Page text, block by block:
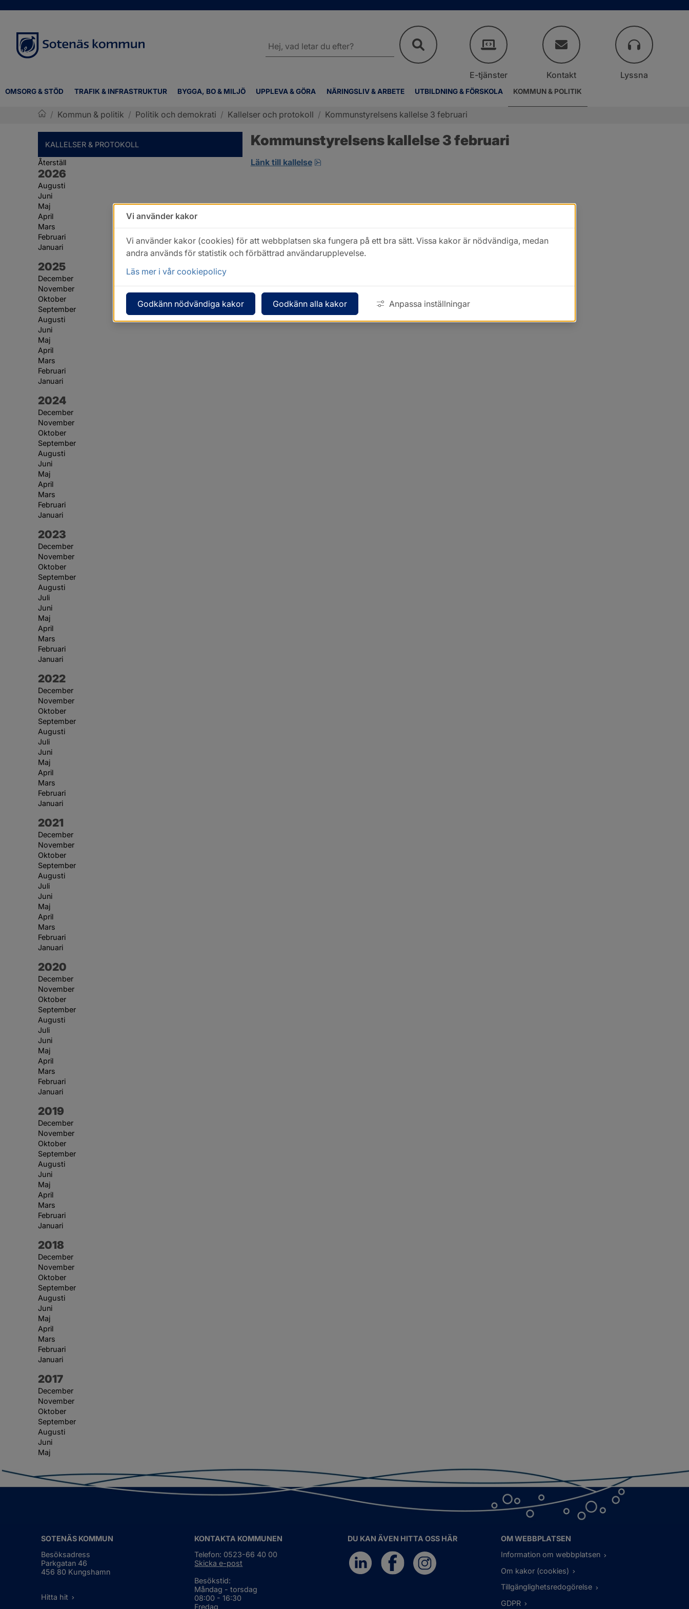
OMSORG & STÖD TRAFIK & INFRASTRUKTUR BYGGA, BO & MILJÖ UPPLEVA & GÖRA NÄRINGSLIV & ARBETE UTBILDNING & FÖRSKOLA KOMMUN & POLITIK
webbplatsen
E-tjänster Kontakt Lyssna
/ Kommun & politik / Politik och demokrati / Kallelser och protokoll / Kommunstyrelsens kallelse 3 februari
KALLELSER & PROTOKOLL
Återställ
År:
2026
Augusti
Juni
Maj
April
Mars
Februari
Januari
År:
2025
December
November
Oktober
September
Augusti
Juni
Maj
April
Mars
Februari
Januari
År:
2024
December
November
Oktober
September
Augusti
Juni
Maj
April
Mars
Februari
Januari
År:
2023
December
November
Oktober
September
Augusti
Juli
Juni
Maj
April
Mars
Februari
Januari
År:
2022
December
November
Oktober
September
Augusti
Juli
Juni
Maj
April
Mars
Februari
Januari
År:
2021
December
November
Oktober
September
Augusti
Juli
Juni
Maj
April
Mars
Februari
Januari
År:
2020
December
November
Oktober
September
Augusti
Juli
Juni
Maj
April
Mars
Februari
Januari
År:
2019
December
November
Oktober
September
Augusti
Juni
Maj
April
Mars
Februari
Januari
År:
2018
December
November
Oktober
September
Augusti
Juni
Maj
April
Mars
Februari
Januari
År:
2017
December
November
Oktober
September
Augusti
Juni
Maj
Kommunstyrelsens kallelse 3 februari
Länk till kallelse pdf, 7.9 MB, öppnas i nytt fönster.
SOTENÄS KOMMUN
Besöksadress
Parkgatan 46
456 80 Kungshamn
Hitta hit
KONTAKTA KOMMUNEN
Telefon: 0523-66 40 00
Skicka e-post
Besökstid:
Måndag - torsdag
08:00 - 16:30
Fredag
DU KAN ÄVEN HITTA OSS HÄR
OM WEBBPLATSEN
Information om webbplatsen
Om kakor (cookies)
Tillgänglighetsredogörelse
GDPR
Vi använder kakor
Vi använder kakor (cookies) för att webbplatsen ska fungera på ett bra sätt. Vissa kakor är nödvändiga, medan
andra används för statistik och förbättrad användarupplevelse.
Läs mer i vår cookiepolicy
Godkänn nödvändiga kakor Godkänn alla kakor Anpassa inställningar